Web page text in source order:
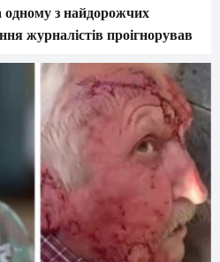
з найдорожчих
журналістів проігнорував